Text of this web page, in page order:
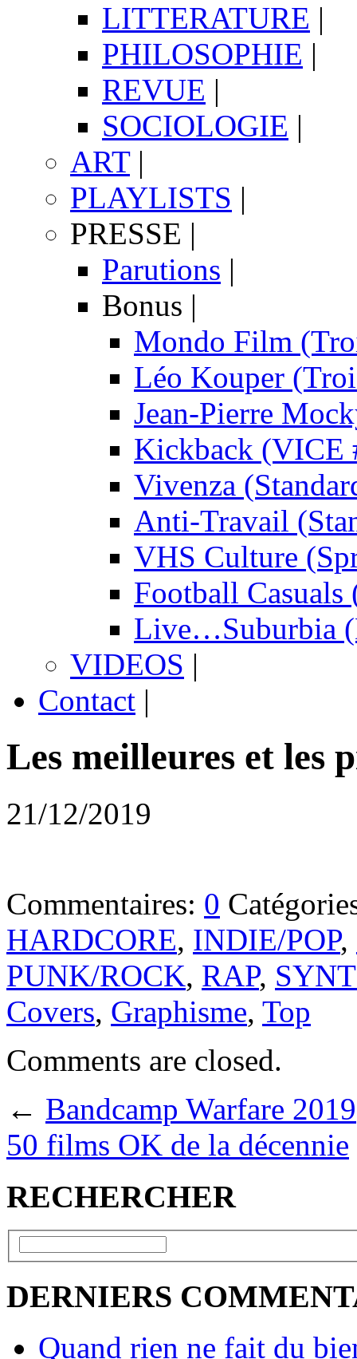
LITTERATURE |
PHILOSOPHIE |
REVUE |
SOCIOLOGIE |
ART|
PLAYLISTS |
PRESSE |
Parutions |
Bonus |
Mondo Film
Léo Kouper
Jean-Pierre
Kickback (VICE
Vivenza
Anti-Travail
VHS Culture
Football Casuals
Live…Suburbia
VIDEOS |
Contact |
Les meilleures et les
21/12/2019
Commentaires: 0
HARDCORE, INDIE/POP,
PUNK/ROCK, RAP,
Covers, Graphisme, Top
Comments are closed.
← Bandcamp Warfare 2019
50 films OK de la décennie
RECHERCHER
DERNIERS
Quand rien ne fait du